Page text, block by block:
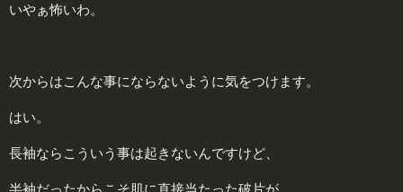
いやぁ怖いわ。
次からはこんな事にならないように気をつけます。
はい。
長袖ならこういう事は起きないんですけど、
半袖だったからこそ肌に直接当たった破片が